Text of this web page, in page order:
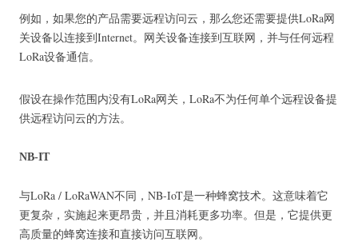
例如，如果您的产品需要远程访问云，那么您还需要提供LoRa网
关设备以连接到Internet。 网关设备连接到互联网，并与任何远程
LoRa设备通信。
假设在操作范围内没有LoRa网关，LoRa不为任何单个远程设备提
供远程访问云的方法。
NB-IT
与LoRa / LoRaWAN不同，NB-IoT是一种蜂窝技术。 这意味着它
更复杂，实施起来更昂贵，并且消耗更多功率。 但是，它提供更
高质量的蜂窝连接和直接访问互联网。